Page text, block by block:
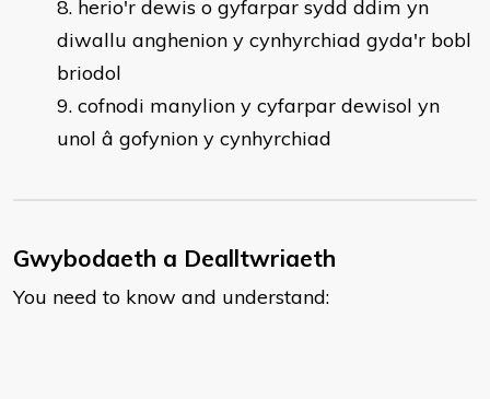
herio'r dewis o gyfarpar sydd ddim yn
diwallu anghenion y cynhyrchiad gyda'r bobl
briodol
cofnodi manylion y cyfarpar dewisol yn
unol â gofynion y cynhyrchiad
Gwybodaeth a Dealltwriaeth
You need to know and understand: